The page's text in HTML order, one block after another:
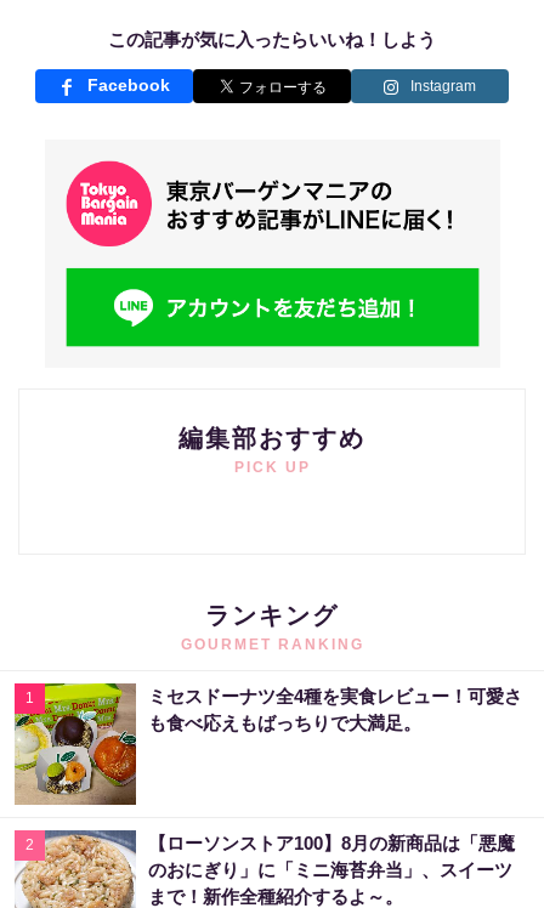
この記事が気に入ったらいいね！しよう
Facebook Instagram
編集部おすすめ
PICK UP
ランキング
GOURMET RANKING
1
ミセスドーナツ全4種を実食レビュー！可愛さ
も食べ応えもばっちりで大満足。
2
【ローソンストア100】8月の新商品は「悪魔
のおにぎり」に「ミニ海苔弁当」、スイーツ
まで！新作全種紹介するよ～。